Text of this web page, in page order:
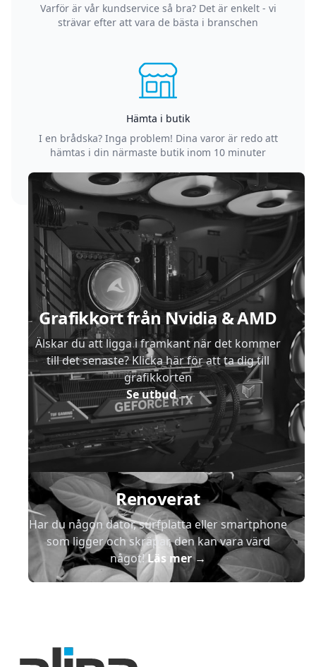
Varför är vår kundservice så bra? Det är enkelt - vi
strävar efter att vara de bästa i branschen
Hämta i butik
I en brådska? Inga problem! Dina varor är redo att
hämtas i din närmaste butik inom 10 minuter
Grafikkort från Nvidia & AMD
Älskar du att ligga i framkant när det kommer
till det senaste? Klicka här för att ta dig till
grafikkorten
Se utbud→
Renoverat
Har du någon dator, surfplatta eller smartphone
som ligger och skräpar, den kan vara värd
något!Läs mer→